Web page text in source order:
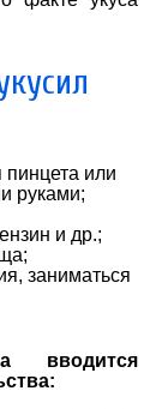
пинцета или
руками;
и др.;
заниматься
вводится